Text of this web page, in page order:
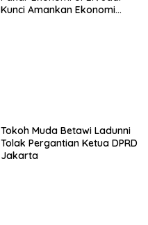
Kunci Amankan Ekonomi
Tokoh Muda Betawi Ladunni
Tolak Pergantian Ketua DPRD
Jakarta